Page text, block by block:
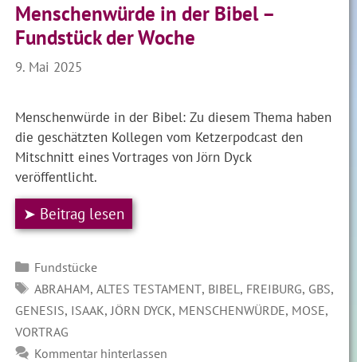
Menschenwürde in der Bibel –
Fundstück der Woche
9. Mai 2025
Menschenwürde in der Bibel: Zu diesem Thema haben
die geschätzten Kollegen vom Ketzerpodcast den
Mitschnitt eines Vortrages von Jörn Dyck
veröffentlicht.
➤ Beitrag lesen
Kategorien
Fundstücke
SCHLAGWÖRTER
ABRAHAM, ALTES TESTAMENT, BIBEL , FREIBURG, GBS,
GENESIS, ISAAK,JÖRN DYCK, MENSCHENWÜRDE, MOSE,
VORTRAG
Kommentar hinterlassen